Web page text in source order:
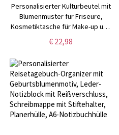
Personalisierter Kulturbeutel mit
Blumenmuster für Friseure,
Kosmetiktasche für Make-up und
Reise mit Reißverschluss,
Geschenk für
€ 22,98